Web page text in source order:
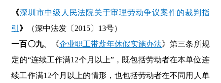
《深圳市中级人民法院关于审理劳动争议案件的裁判指
引 》 （深中法发〔 2015〕13号）
一百〇九、《企业职工带薪年休假实施办法》第三条所规
定的“连续工作满12个月以上”，既包括劳动者在本单位连
续工作满12个月以上的情形，也包括劳动者在不同用人单